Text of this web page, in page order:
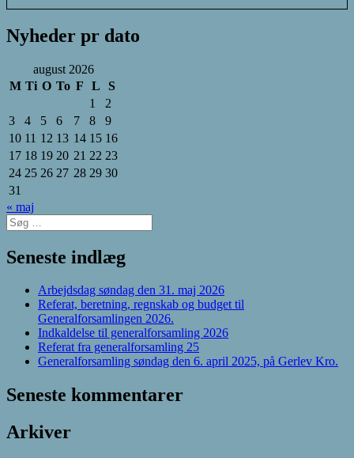
Nyheder pr dato
august 2026
M Ti O To F L
S
1
2
3
4 5 6 7 8
9
10 11 12 13 14 15 16
17 18 19 20 21 22 23
24 25 26 27 28 29 30
31
« maj
Søg
efter:
Seneste indlæg
Arbejdsdag søndag den 31. maj 2026
Referat, beretning, regnskab og budget til
Generalforsamlingen 2026.
Indkaldelse til generalforsamling 2026
Referat fra generalforsamling 25
Generalforsamling søndag den 6. april 2025, på Gerlev Kro.
Seneste kommentarer
Arkiver